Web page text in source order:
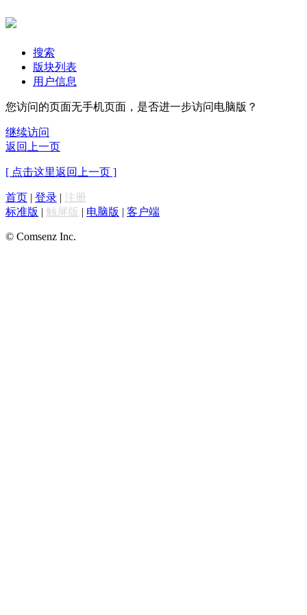
搜索
版块列表
用户信息
您访问的页面无手机页面，是否进一步访问电脑版？
继续访问
返回上一页
[ 点击这里返回上一页 ]
首页 | 登录 | 注册
标准版 | 触屏版 | 电脑版 | 客户端
© Comsenz Inc.